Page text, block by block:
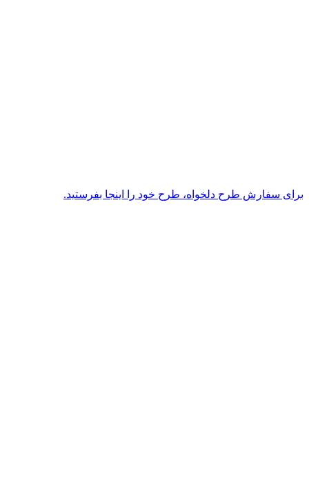
برای سفارش طرح دلخواه، طرح خود را اینجا بفرستید.